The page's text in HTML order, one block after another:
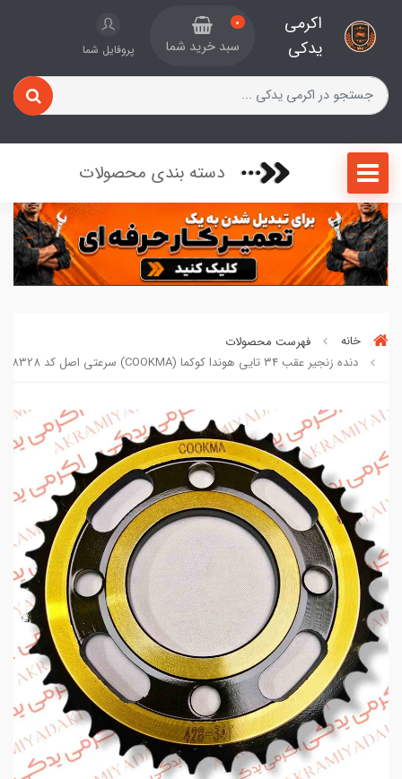
اکرمی
یدکی
0
سبد خرید شما پروفایل شما
دسته بندی محصولات
خانه
فهرست محصولات
دنده زنجیر عقب ۳۴ تایی هوندا کوکما (COOKMA) سرعتی اصل کد 0248328